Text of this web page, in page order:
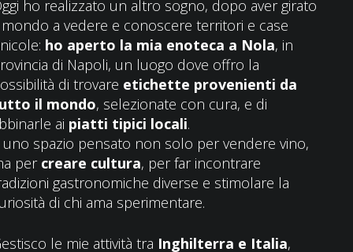
ho realizzato un altro sogno, dopo aver girato
a vedere e conoscere territori e case
ho aperto la mia enoteca a Nola, in
di Napoli, un luogo dove offro la
di trovare etichette provenienti da
il mondo, selezionate con cura, e di
ai piatti tipici locali.
uno spazio pensato non solo per vendere vino,
per creare cultura, per far incontrare
gastronomiche diverse e stimolare la
di chi ama sperimentare.
le mie attività tra Inghilterra e Italia,